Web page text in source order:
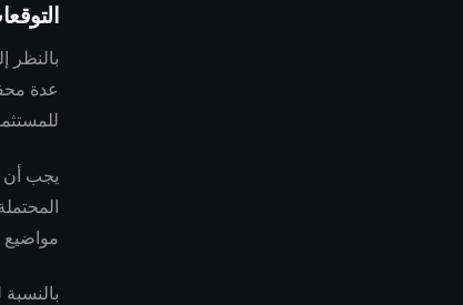
بالنظر
عدة
يجب أن